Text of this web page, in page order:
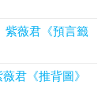
紫薇君《預言籤
君《推背圖》